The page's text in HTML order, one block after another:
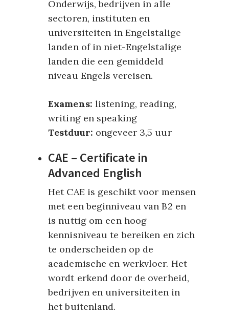
Onderwijs, bedrijven in alle
sectoren, instituten en
universiteiten in Engelstalige
landen of in niet-Engelstalige
landen die een gemiddeld
niveau Engels vereisen.
Examens: listening, reading,
writing en speaking
Testduur: ongeveer 3,5 uur
CAE – Certificate in
Advanced English
Het CAE is geschikt voor mensen
met een beginniveau van B2 en
is nuttig om een hoog
kennisniveau te bereiken en zich
te onderscheiden op de
academische en werkvloer. Het
wordt erkend door de overheid,
bedrijven en universiteiten in
het buitenland.